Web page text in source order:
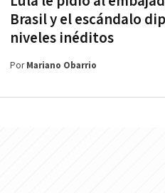
Brasil y el escándalo
niveles inéditos
PorMariano Obarrio